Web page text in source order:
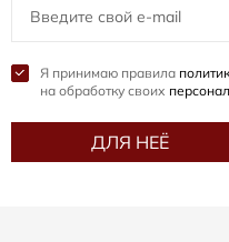
Я принимаю правила
на обработку своих
ДЛЯ НЕЁ